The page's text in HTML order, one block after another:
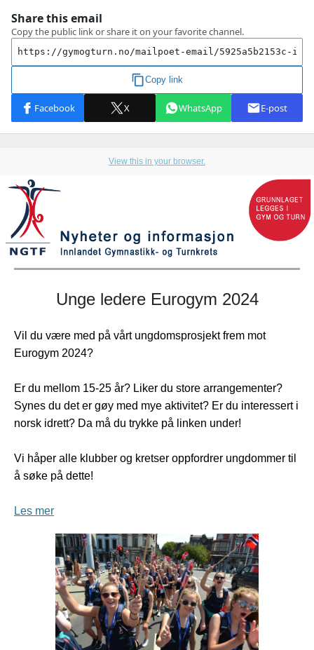
View this in your browser.
Unge ledere Eurogym 2024
Vil du være med på vårt ungdomsprosjekt frem mot
Eurogym 2024?
Er du mellom 15-25 år? Liker du store arrangementer?
Synes du det er gøy med mye aktivitet? Er du interessert i
norsk idrett? Da må du trykke på linken under!
Vi håper alle klubber og kretser oppfordrer ungdommer til
å søke på dette!
Les mer